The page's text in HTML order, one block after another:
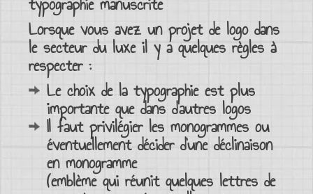
Lorsque vous avez unprojet de logo dans
le secteur du luxeil y a quelques règles à
respecter :
Le choix de latypographieest plus
importante que dans d’autres logos
Il faut privilégier lesmonogrammes ou
éventuellement décider d’une déclinaison
en monogramme
(emblème qui réunit quelques lettres de